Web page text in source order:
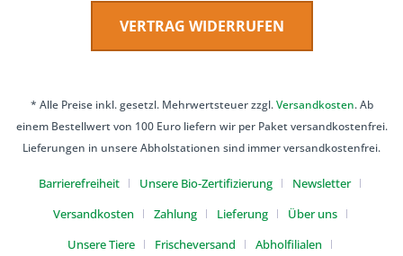
VERTRAG WIDERRUFEN
* Alle Preise inkl. gesetzl. Mehrwertsteuer zzgl.Versandkosten. Ab
einem Bestellwert von 100 Euro liefern wir per Paket versandkostenfrei.
Lieferungen in unsere Abholstationen sind immer versandkostenfrei.
Barrierefreiheit Unsere Bio-Zertifizierung
Newsletter
Versandkosten
Zahlung Lieferung
Über uns
Unsere Tiere
Frischeversand
Abholfilialen